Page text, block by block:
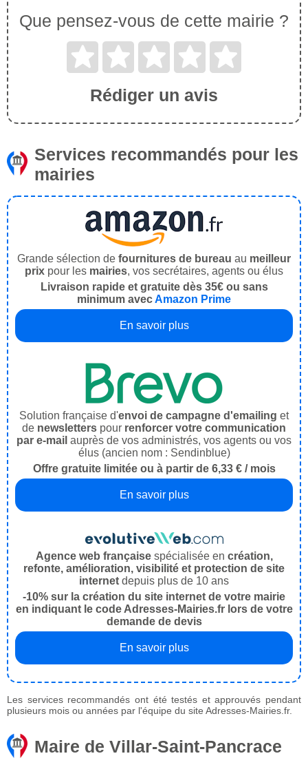
Que pensez-vous de cette mairie ?
Rédiger un avis
Services recommandés pour les
mairies
Grande sélection de fournitures de bureau au meilleur
prix pour les mairies, vos secrétaires, agents ou élus
Livraison rapide et gratuite dès 35€ ou sans
minimum avecAmazon Prime
En savoir plus
Solution française d'envoi de campagne d'emailing et
de newsletters pour renforcer votre communication
par e-mail auprès de vos administrés, vos agents ou vos
élus (ancien nom : Sendinblue)
Offre gratuite limitée ou à partir de 6,33 € / mois
En savoir plus
Agence web françaisespécialisée en création,
refonte, amélioration, visibilité et protection de site
internet depuis plus de 10 ans
-10% sur la création du site internet de votre mairie
en indiquant le code Adresses-Mairies.fr lors de votre
demande de devis
En savoir plus
Les services recommandés ont été testés et approuvés pendant
plusieurs mois ou années par l'équipe du site Adresses-Mairies.fr.
Maire de Villar-Saint-Pancrace